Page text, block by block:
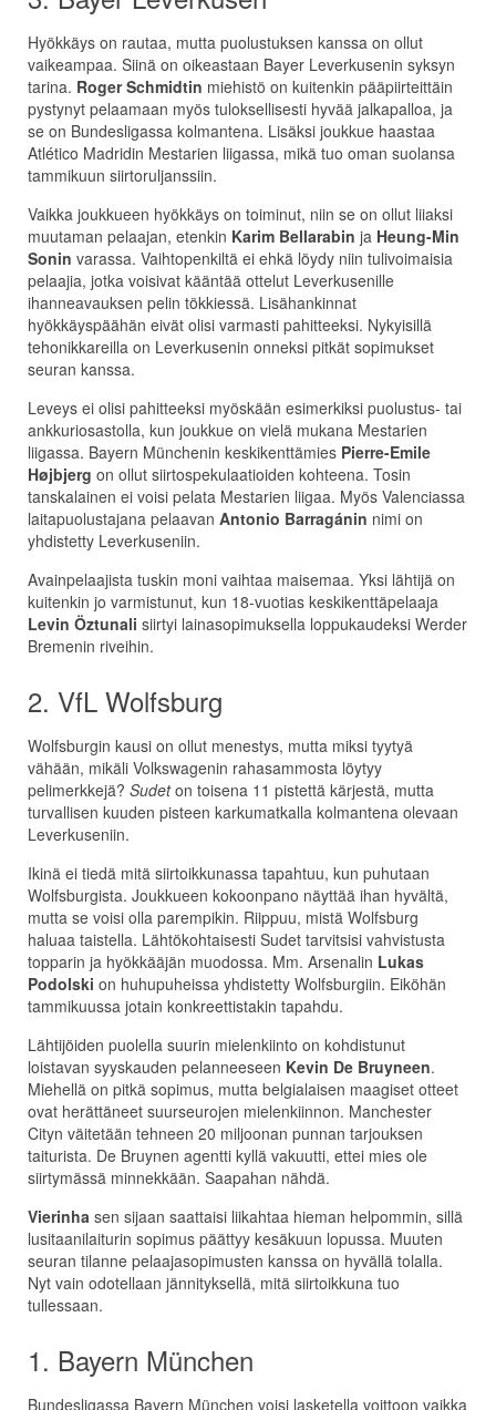
Hyökkäys on rautaa, mutta puolustuksen kanssa on ollut
vaikeampaa. Siinä on oikeastaan Bayer Leverkusenin syksyn
tarina. Roger Schmidtin miehistö on kuitenkin pääpiirteittäin
pystynyt pelaamaan myös tuloksellisesti hyvää jalkapalloa, ja
se on Bundesligassa kolmantena. Lisäksi joukkue haastaa
Atlético Madridin Mestarien liigassa, mikä tuo oman suolansa
tammikuun siirtoruljanssiin.
Vaikka joukkueen hyökkäys on toiminut, niin se on ollut liiaksi
muutaman pelaajan, etenkin Karim Bellarabin ja Heung-Min
Sonin varassa. Vaihtopenkiltä ei ehkä löydy niin tulivoimaisia
pelaajia, jotka voisivat kääntää ottelut Leverkusenille
ihanneavauksen pelin tökkiessä. Lisähankinnat
hyökkäyspäähän eivät olisi varmasti pahitteeksi. Nykyisillä
tehonikkareilla on Leverkusenin onneksi pitkät sopimukset
seuran kanssa.
Leveys ei olisi pahitteeksi myöskään esimerkiksi puolustus- tai
ankkuriosastolla, kun joukkue on vielä mukana Mestarien
liigassa. Bayern Münchenin keskikenttämies Pierre-Emile
Højbjerg on ollut siirtospekulaatioiden kohteena. Tosin
tanskalainen ei voisi pelata Mestarien liigaa. Myös Valenciassa
laitapuolustajana pelaavan Antonio Barragánin nimi on
yhdistetty Leverkuseniin.
Avainpelaajista tuskin moni vaihtaa maisemaa. Yksi lähtijä on
kuitenkin jo varmistunut, kun 18-vuotias keskikenttäpelaaja
Levin Öztunali siirtyi lainasopimuksella loppukaudeksi Werder
Bremenin riveihin.
2. VfL Wolfsburg
Wolfsburgin kausi on ollut menestys, mutta miksi tyytyä
vähään, mikäli Volkswagenin rahasammosta löytyy
pelimerkkejä? Sudeton toisena 11 pistettä kärjestä, mutta
turvallisen kuuden pisteen karkumatkalla kolmantena olevaan
Leverkuseniin.
Ikinä ei tiedä mitä siirtoikkunassa tapahtuu, kun puhutaan
Wolfsburgista. Joukkueen kokoonpano näyttää ihan hyvältä,
mutta se voisi olla parempikin. Riippuu, mistä Wolfsburg
haluaa taistella. Lähtökohtaisesti Sudet tarvitsisi vahvistusta
topparin ja hyökkääjän muodossa. Mm. Arsenalin Lukas
Podolski on huhupuheissa yhdistetty Wolfsburgiin. Eiköhän
tammikuussa jotain konkreettistakin tapahdu.
Lähtijöiden puolella suurin mielenkiinto on kohdistunut
loistavan syyskauden pelanneeseen Kevin De Bruyneen.
Miehellä on pitkä sopimus, mutta belgialaisen maagiset otteet
ovat herättäneet suurseurojen mielenkiinnon. Manchester
Cityn väitetään tehneen 20 miljoonan punnan tarjouksen
taiturista. De Bruynen agentti kyllä vakuutti, ettei mies ole
siirtymässä minnekkään. Saapahan nähdä.
Vierinha sen sijaan saattaisi liikahtaa hieman helpommin, sillä
lusitaanilaiturin sopimus päättyy kesäkuun lopussa. Muuten
seuran tilanne pelaajasopimusten kanssa on hyvällä tolalla.
Nyt vain odotellaan jännityksellä, mitä siirtoikkuna tuo
tullessaan.
1. Bayern München
Bundesligassa Bayern München voisi lasketella voittoon vaikka